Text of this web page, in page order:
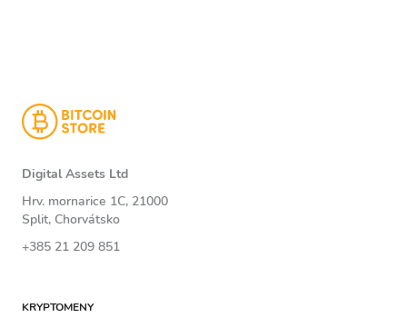
Digital Assets Ltd
Hrv. mornarice 1C, 21000
Split, Chorvátsko
+385 21 209 851
KRYPTOMENY